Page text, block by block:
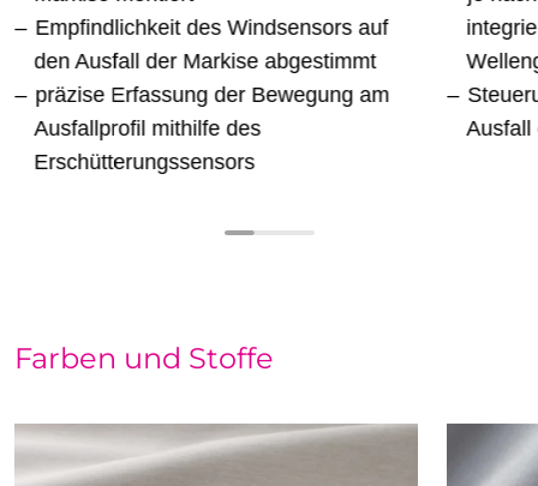
Empfindlichkeit des Windsensors auf
den Ausfall der Markise abgestimmt
präzise Erfassung der Bewegung am
Ausfallprofil mithilfe des
Erschütterungssensors
Ausfall
Farben und Stoffe